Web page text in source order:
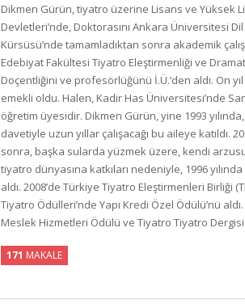
Dikmen Gürün, tiyatro üzerine Lisans ve Yüksek
Devletleri’nde, Doktorasını Ankara Üniversitesi
Kürsüsü’nde tamamladıktan sonra akademik
Edebiyat Fakültesi Tiyatro Eleştirmenliği ve
Doçentliğini ve profesörlüğünü İ.Ü.’den aldı. On
emekli oldu. Halen, Kadir Has Üniversitesi’nde
öğretim üyesidir. Dikmen Gürün, yine 1993
davetiyle uzun yıllar çalışacağı bu aileye katıldı.
sonra, başka sularda yüzmek üzere, kendi
tiyatro dünyasına katkıları nedeniyle, 1996
aldı. 2008’de Türkiye Tiyatro Eleştirmenleri Birliği
Tiyatro Ödülleri’nde Yapı Kredi Özel Ödülü’nü
Meslek Hizmetleri Ödülü ve Tiyatro Tiyatro
171 MAKALE